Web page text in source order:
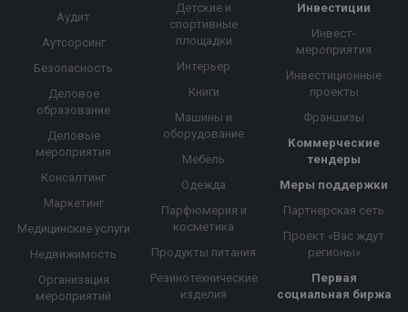
Аудит
Аутсорсинг
Безопасность
Деловое
образование
Деловые
мероприятия
Консалтинг
Маркетинг
Медицинские услуги
Недвижимость
Организация
мероприятий
Детские и
спортивные
площадки
Интерьер
Книги
Машины и
оборудование
Мебель
Одежда
Парфюмерия и
косметика
Продукты питания
Резинотехнические
изделия
Инвестиции
Инвест-
мероприятия
Инвестиционные
проекты
Франшизы
Коммерческие
тендеры
Меры поддержки
Партнерская сеть
Проект «Вас ждут
регионы»
Первая
социальная биржа